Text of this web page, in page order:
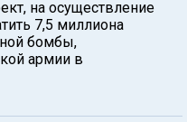
на осуществление
7,5 миллиона
бомбы,
армии в